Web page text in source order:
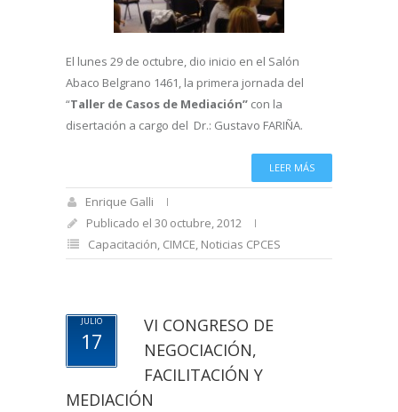
El lunes 29 de octubre, dio inicio en el Salón
Abaco Belgrano 1461, la primera jornada del
“Taller de Casos de Mediación” con la
disertación a cargo del Dr.: Gustavo FARIÑA.
LEER MÁS
Enrique Galli
Publicado el 30 octubre, 2012
Capacitación, CIMCE, Noticias CPCES
JULIO
17
VI CONGRESO DE
NEGOCIACIÓN,
FACILITACIÓN Y
MEDIACIÓN